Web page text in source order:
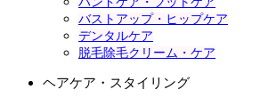
バストアップ・ヒップケア
デンタルケア
脱毛除毛クリーム・ケア
ヘアケア・スタイリング